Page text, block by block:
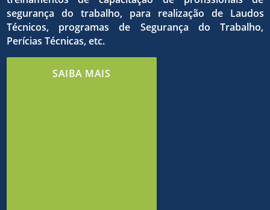
comuns
o
estrito
segurança do trabalho, para realização de Laudos
Técnicos, programas de Segurança do Trabalho,
Perícias Técnicas, etc.
SAIBA MAIS